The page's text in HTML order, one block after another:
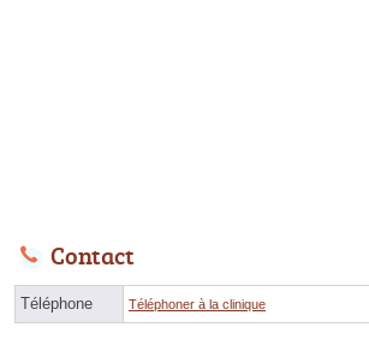
Contact
Téléphone Téléphoner à la clinique